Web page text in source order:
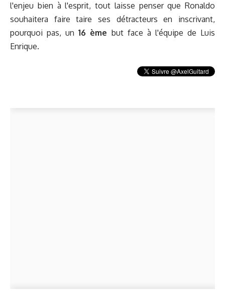
l'enjeu bien à l'esprit, tout laisse penser que Ronaldo
souhaitera faire taire ses détracteurs en inscrivant,
pourquoi pas, un16 ème but face à l'équipe de Luis
Enrique.